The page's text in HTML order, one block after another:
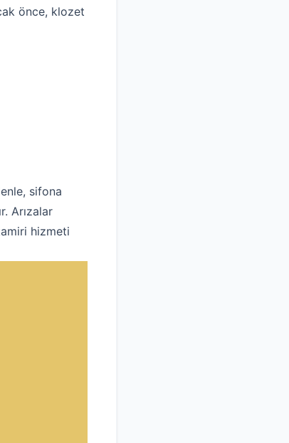
önce, klozet
sifona
Arızalar
hizmeti